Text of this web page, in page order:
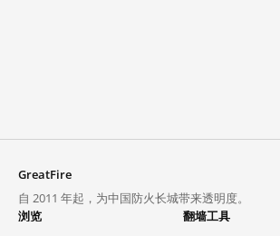
GreatFire
自 2011 年起，为中国防火长城带来透明度。
浏览
翻墙工具